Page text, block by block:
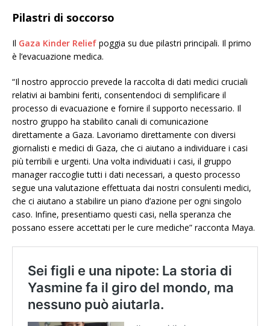
Pilastri di soccorso
Il Gaza Kinder Relief poggia su due pilastri principali. Il primo
è l’evacuazione medica.
“Il nostro approccio prevede la raccolta di dati medici cruciali
relativi ai bambini feriti, consentendoci di semplificare il
processo di evacuazione e fornire il supporto necessario. Il
nostro gruppo ha stabilito canali di comunicazione
direttamente a Gaza. Lavoriamo direttamente con diversi
giornalisti e medici di Gaza, che ci aiutano a individuare i casi
più terribili e urgenti. Una volta individuati i casi, il gruppo
manager raccoglie tutti i dati necessari, a questo processo
segue una valutazione effettuata dai nostri consulenti medici,
che ci aiutano a stabilire un piano d’azione per ogni singolo
caso. Infine, presentiamo questi casi, nella speranza che
possano essere accettati per le cure mediche” racconta Maya.